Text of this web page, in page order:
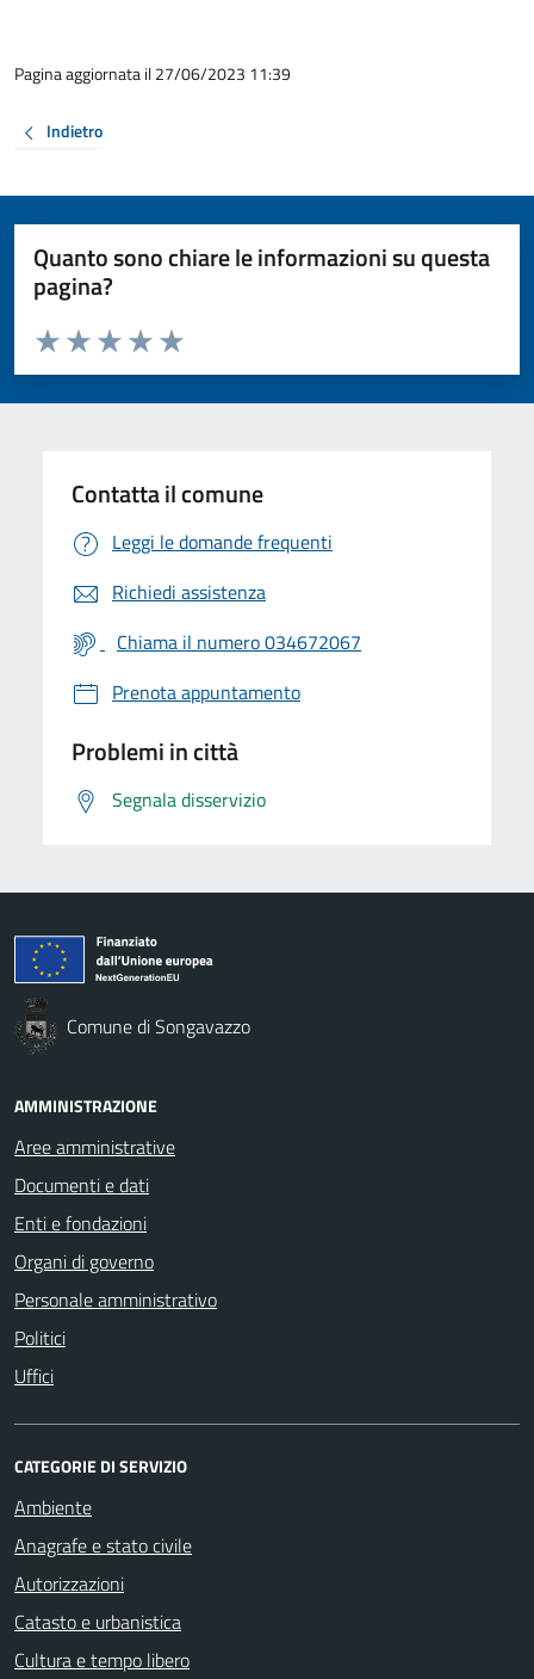
Pagina aggiornata il 27/06/2023 11:39
Indietro
Quanto sono chiare le informazioni su questa
pagina?
Valuta da 1 a 5 stelle la pagina
Valuta 5 stelle su 5
Valuta 4 stelle su 5
Valuta 3 stelle su 5
Valuta 2 stelle su 5
Valuta 1 stelle su 5
Contatta il comune
Leggi le domande frequenti
Richiedi assistenza
Chiama il numero 034672067
Prenota appuntamento
Problemi in città
Segnala disservizio
Comune di Songavazzo
AMMINISTRAZIONE
Aree amministrative
Documenti e dati
Enti e fondazioni
Organi di governo
Personale amministrativo
Politici
Uffici
CATEGORIE DI SERVIZIO
Ambiente
Anagrafe e stato civile
Autorizzazioni
Catasto e urbanistica
Cultura e tempo libero